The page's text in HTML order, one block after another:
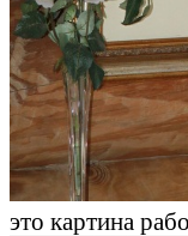
это картина